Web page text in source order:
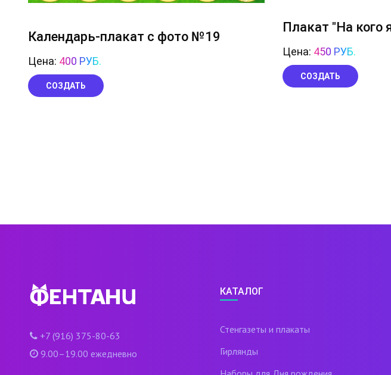
Календарь-плакат с фото №19
Цена: 400 РУБ.
СОЗДАТЬ
Плакат "На кого
Цена: 450 РУБ.
СОЗДАТЬ
+7 (916) 375-80-63
9.00–19.00 ежедневно
КАТАЛОГ
Стенгазеты и плакаты
Гирлянды